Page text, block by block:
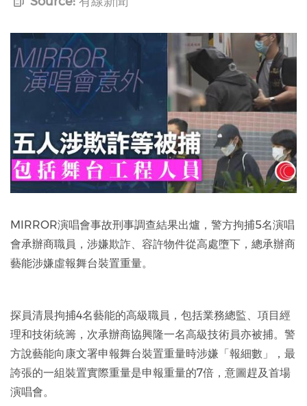
MIRROR演唱會事故刑事調查結果出爐，警方拘捕5名演唱
會承辦商職員，涉嫌欺詐、容許物件從高處墮下，總承辦商
藝能涉嫌虛報舞台裝置重量。
探員清晨拘捕4名藝能的高級職員，包括業務總監、項目經
理和技術統籌，次承辦商協興隆一名高級技術員亦被捕。警
方說藝能向康文署申報舞台裝置重量時涉嫌「報細數」，最
誇張的一組裝置實際重量是申報重量的7倍，意圖趕及首場
演唱會。